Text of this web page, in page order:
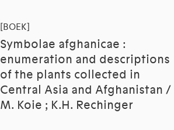
[BOEK]
Symbolae afghanicae :
enumeration and descriptions
of the plants collected in
Central Asia and Afghanistan /
M. Koie ; K.H. Rechinger